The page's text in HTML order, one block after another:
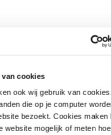
van cookies
ook wij gebruik van
die op je computer
bezoekt. Cookies maken
website mogelijk of meten hoe